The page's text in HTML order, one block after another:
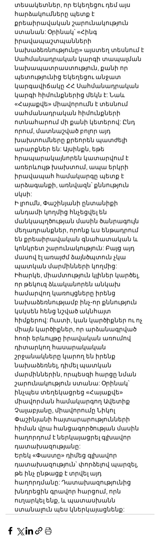
տեսակետներ, որ Եկեղեցու դեմ այս
հարձակումները պետք է
քրեաիրավական շարունակություն
ստանան: Օրինակ՝ «Հինգ
իրավապաշտպանների
նախաձեռնությունը» այստեղ տեսնում է
Սահմանադրական կարգի տապալման
նախապատրաստություն, քանի որ
պետությունից Եկեղեցու անջատ
կարգավիճակը ՀՀ Սահմանադրական
կարգի հիմունքներից մեկն է: Նաև
«Հայաքվե» միավորումն է տեսնում
սահմանադրական հիմունքների
ոտնահարում մի քանի կետերով: Ընդ
որում, մատնաշված բոլոր այդ
խախտումները քրեորեն պատժելի
արարքներ են: Այսինքն, եթե
հրապարակայնորեն կատարվում է
առերևույթ խախտում, ապա երկրի
իրավապահ համակարգը պետք է
արձագանքի, առնվազն՝ քննություն
սկսի:
Ի լրումն, Փաշինյանի ընտանիքի
անդամի կողմից հնչեցվել են
մանկապղծության մասին ծանրագույն
մեղադրանքներ, որոնք ևս ենթադրում
են քրեաիրավական գնահատական և
կոնկրետ շարունակություն: Բայց այդ
մասով էլ առայժմ ձայնծպտուն չկա
պատկան մարմինների կողմից:
Իհարկե, միամտություն կլիներ կարծել,
որ թեկուզ ձևականորեն անկախ
համարվող կառույցները իրենց
նախաձեռնությամբ ինչ-որ քննություն
կսկսեն հենց նշված ակնհայտ
հիմքերով: Ուստի, կան կարծիքներ ու ոչ
միայն կարծիքներ, որ արձանագրված
հոռի երևույթը իրավական առումով
դիտարկող հասարակական
շրջանակները կարող են իրենք
նախաձեռնել, դիմել պատկան
մարմիններին, որպեսզի հարցը նման
շարունակություն ստանա: Օրինակ՝
ինչպես տեղեկացրեց «Հայաքվե»
միավորման համակարգող Ավետիք
Չալաբյանը, միավորումը Նիկոլ
Փաշինյանի հայտարարությունների
հիման վրա հանցագործության մասին
հաղորդում է ներկայացրել գլխավոր
դատախազությանը:
Երեկ «Փաստը» դիմեց գլխավոր
դատախազություն՝ փորձելով պարզել,
թե ինչ ընթացք է տրվել այդ
հաղորդմանը: Դատախազությունից
խնդրեցին գրավոր հարցում, որն
ուղարկել ենք, և պատասխանն
ստանալուն պես կներկայացնենք: